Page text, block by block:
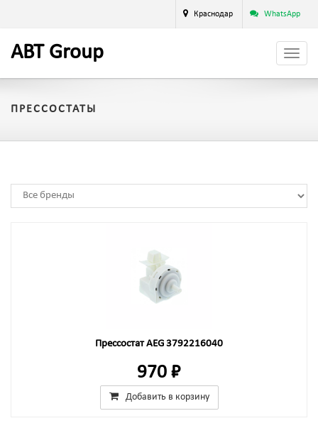
Краснодар WhatsApp
ABT Group
ПРЕССОСТАТЫ
Прессостат AEG 3792216040
970 ₽
Добавить в корзину